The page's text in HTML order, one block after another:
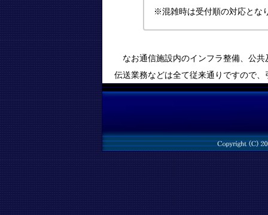
※混雑時は受付順の対応とな
なお通信施設内のインフラ整備、公共
伝送業務などは全て従来通りですので